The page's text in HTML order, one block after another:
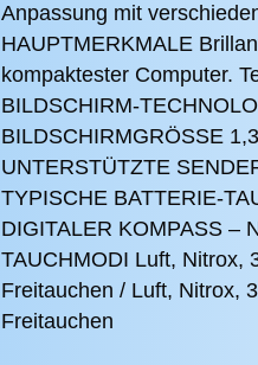
Anpassung mit
HAUPTMERKMALE
kompaktester Computer.
BILDSCHIRM-
BILDSCHIRMGRÖSSE
UNTERSTÜTZTE
TYPISCHE BATTERIE-
DIGITALER KOMPASS –
TAUCHMODI Luft, Nitrox,
Freitauchen / Luft, Nitrox,
Freitauchen